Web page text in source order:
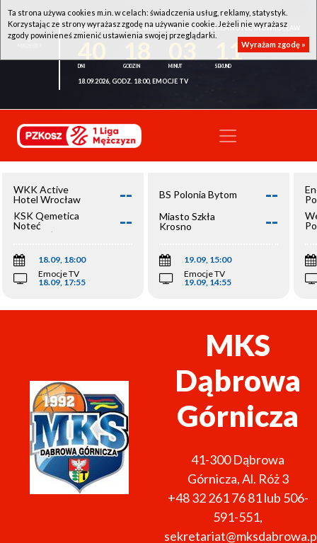
WKK ACTIVE HOTEL WROCŁAW - KSK QEMETICA NOTEĆ INOWROCŁAW
10
18.09.2026, GODZ. 18:00, EMOCJE TV
WKK Active
Hotel Wrocław
--
KSK Qemetica
Noteć
Inowrocław
--
18.09, 18:00
Emocje TV
18.09, 17:55
BS Polonia Bytom --
Miasto Szkła
Krosno
--
19.09, 15:00
Emocje TV
19.09, 14:55
MKS
Dąbrowa
Górnicza
41-300 Dąbrowa
Górnicza,Al. Róż 3
+48 32 261 76 81 lub 506-
591-551,
Ta strona używa cookies m.in. w celach: świadczenia usług, reklamy, statystyk.
Korzystając ze strony wyrażasz zgodę na używanie cookie. Jeżeli nie wyrażasz
zgody powinieneś zmienić ustawienia swojej przeglądarki.
Wyrażam zgodę »